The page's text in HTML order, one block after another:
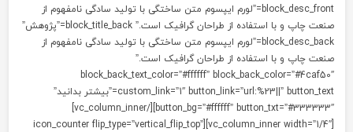
block_desc_front=”لورم ایپسوم متن ساختگی با تولید سادگی نامفهوم از
صنعت چاپ و با استفاده از طراحان گرافیک است.” block_title_back=”پژوهش”
block_desc_back=”لورم ایپسوم متن ساختگی با تولید سادگی نامفهوم از
چاپ و با استفاده از طراحان گرافیک است.”
block_back_text_color=”#ffffff”
custom_link=”1″ button_link=”url:%23||” button_text=”بیشتر بدانید”
button_bg=”#ffffff” button_txt=”#333333″][/vc_column_inner]
[vc_column_inner width=”1/4″][icon_counter flip_type=”vertical_flip_top”